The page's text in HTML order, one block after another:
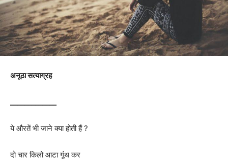
अनूठा सत्याग्रह
ये औरतें भी जाने क्या होती हैं ?
दो चार किलो आटा गूंथ कर